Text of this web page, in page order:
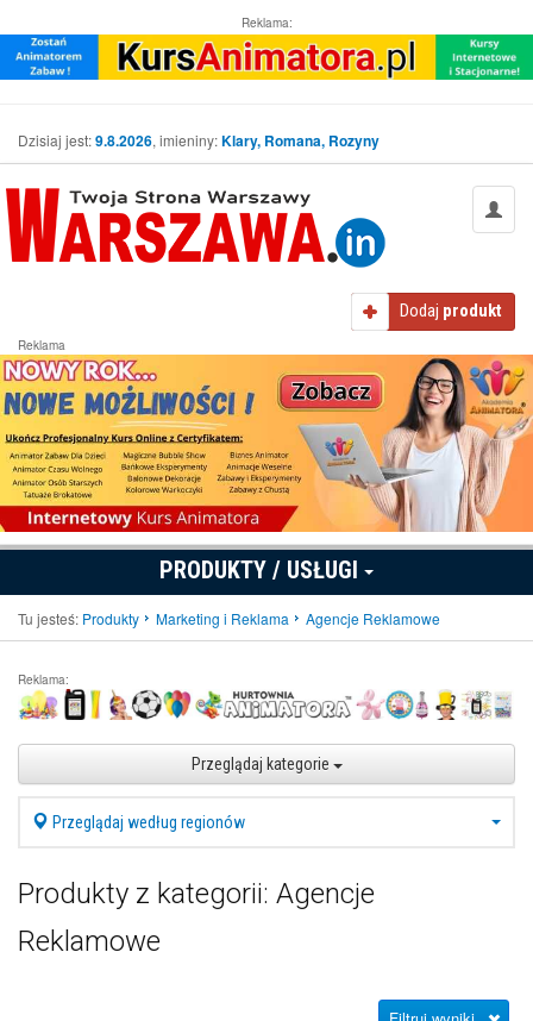
Reklama:
Dzisiaj jest:9.8.2026, imieniny:Klary, Romana, Rozyny
Dodaj produkt
Reklama
PRODUKTY / USŁUGI
Tu jesteś: Produkty Marketing i Reklama Agencje Reklamowe
Reklama:
Przeglądaj kategorie
Przeglądaj według regionów
Produkty z kategorii: Agencje
Reklamowe